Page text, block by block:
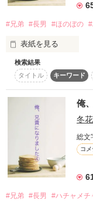
その他の条件
あまりにも整った顔
社交界で圧倒的人気
表では甘いマスク
空から降ってきたリ
国王命令での婚約を
とある事情で絶対婚
そうだ！男装執事と
【修行してきます。
謎のリリィらしい手
「翔にぃー！」
「早く来て！早く！」
大きく……
「ちょっと、誰！？
「お腹すいたー！飯
#兄弟 #長男 #ほのぼの
表紙を見る
いつも元気で騒がし
今回のお話は…
「「温泉ーーっ！！
家族旅行！
検索結果
タイトル
キーワード
俺
冬
総文
コメ
#兄弟 #長男 #ハチャメチ